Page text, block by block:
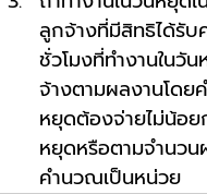
ลูกจ้างที่มีสิทธิได้รับ
ชั่วโมงที่ทำงานในวั
จ้างตามผลงานโดย
หยุดต้องจ่ายไม่น้อย
หยุดหรือตามจำนวน
คำนวณเป็นหน่วย